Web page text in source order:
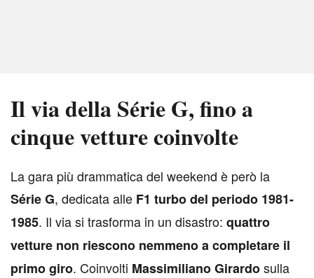
Il via della Série G, fino a
cinque vetture coinvolte
La gara più drammatica del weekend è però la
Série G, dedicata alle F1 turbo del periodo 1981-
1985. Il via si trasforma in un disastro: quattro
vetture non riescono nemmeno a completare il
primo giro. Coinvolti Massimiliano Girardosulla